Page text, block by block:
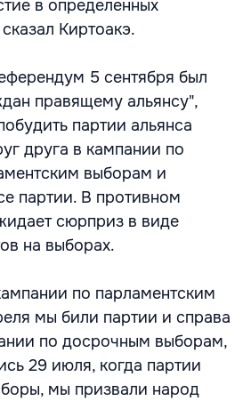
в определенных
Киртоакэ.
5 сентября был
правящему альянсу",
партии альянса
друга в кампании по
выборам и
партии. В противном
сюрприз в виде
на выборах.
по парламентским
мы били партии и справа
по досрочным выборам,
29 июля, когда партии
мы призвали народ